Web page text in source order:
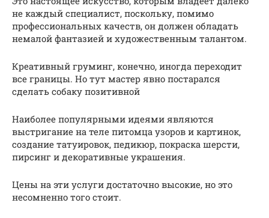
не каждый специалист, поскольку, помимо
профессиональных качеств, он должен обладать
немалой фантазией и художественным талантом.
Креативный груминг, конечно, иногда переходит
все границы. Но тут мастер явно постарался
сделать собаку позитивной
Наиболее популярными идеями являются
выстригание на теле питомца узоров и картинок,
создание татуировок, педикюр, покраска шерсти,
пирсинг и декоративные украшения.
Цены на эти услуги достаточно высокие, но это
несомненно того стоит.